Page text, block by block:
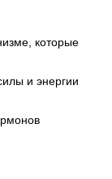
которые
и энергии